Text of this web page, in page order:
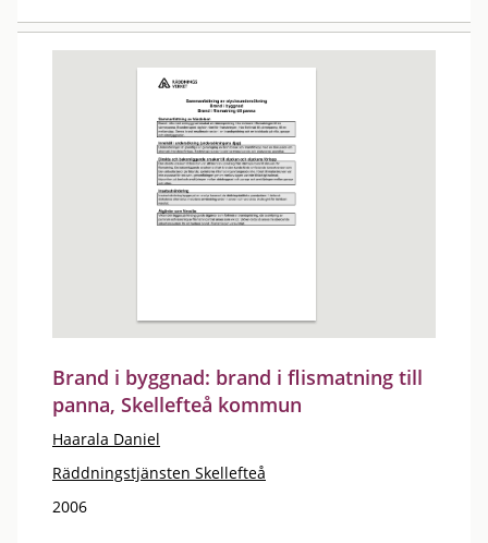
Brand i byggnad: brand i flismatning till
panna, Skellefteå kommun
Haarala Daniel
Räddningstjänsten Skellefteå
2006